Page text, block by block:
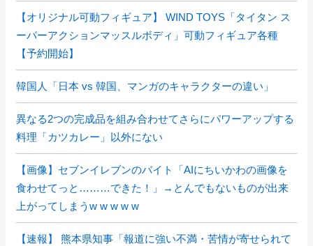
【オリジナル可動フィギュア】 WIND TOYS「タイタン ス
ーパーアクションマッスルボディ」可動フィギュア各種
【予約開始】
韓国人「日本 vs 韓国、マンガのキャラクターの違い」
異なる2つの完成品を組み合わせてさらにパワーアップする
料理「カツカレー」以外にない
【画像】セブンイレブンのバイト「AIにちいかわの画像を
食わせてっと………できた！」→とんでもないものが出来
上がってしまうw w w w w
【速報】 熊本県知事「報道に強い不満・苦情が寄せられて